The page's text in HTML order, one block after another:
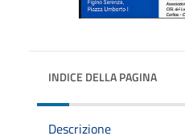
INDICE DELLA PAGINA
Descrizione